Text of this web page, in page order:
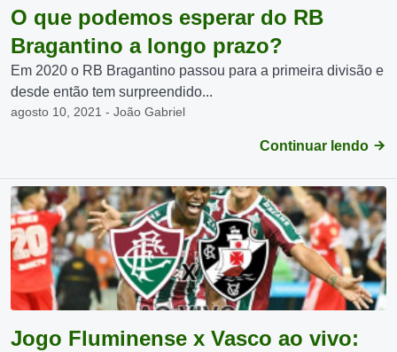
O que podemos esperar do RB
Bragantino a longo prazo?
Em 2020 o RB Bragantino passou para a primeira divisão e
desde então tem surpreendido...
agosto 10, 2021 - João Gabriel
Continuar lendo
Jogo Fluminense x Vasco ao vivo: